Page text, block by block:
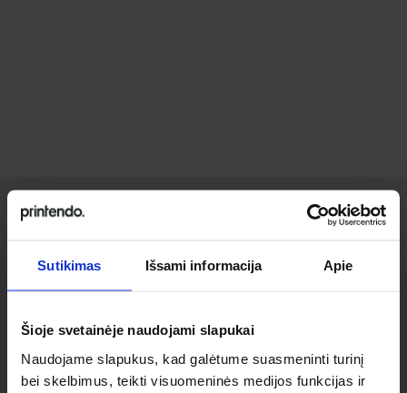
Sutikimas Išsami informacija Apie
Šioje svetainėje naudojami slapukai
Naudojame slapukus, kad galėtume suasmeninti turinį
bei skelbimus, teikti visuomeninės medijos funkcijas ir
Ieškai
individualaus
sprendimo?
Susisiek su mumis dėl